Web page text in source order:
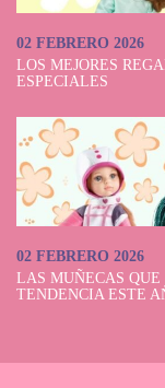
02 FEBRERO 2026
LOS MEJORES
ESPECIALES
02 FEBRERO 2026
LAS MUÑECAS
TENDENCIA ESTE